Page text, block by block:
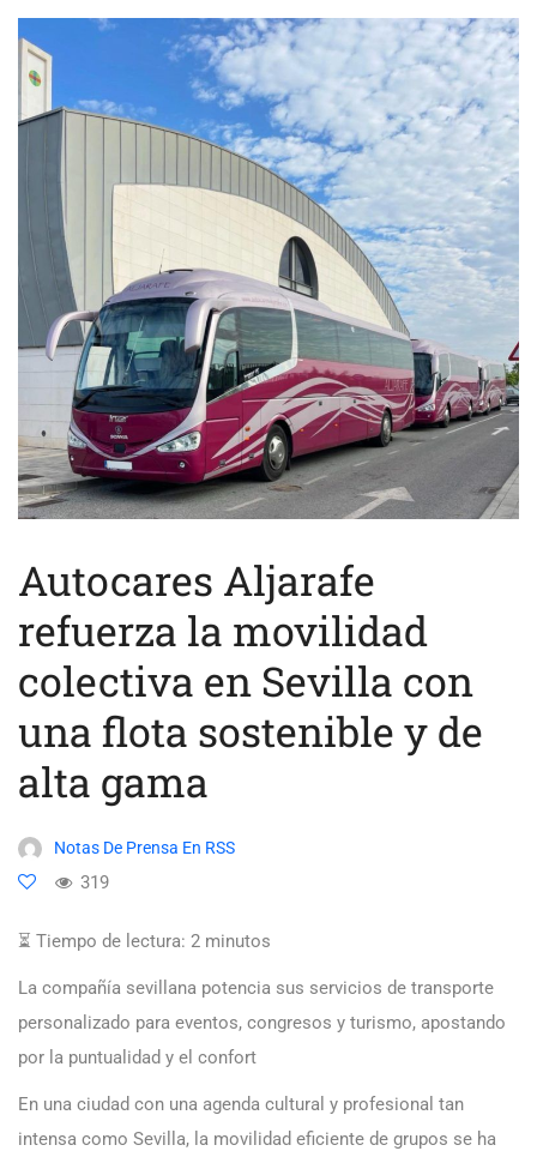
Autocares Aljarafe
refuerza la movilidad
colectiva en Sevilla con
una flota sostenible y de
alta gama
Notas De Prensa En RSS
319
⏳ Tiempo de lectura: 2 minutos
La compañía sevillana potencia sus servicios de transporte
personalizado para eventos, congresos y turismo, apostando
por la puntualidad y el confort
En una ciudad con una agenda cultural y profesional tan
intensa como Sevilla, la movilidad eficiente de grupos se ha